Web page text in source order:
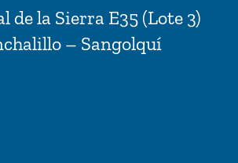
de la Sierra E35 (Lote 3)
– Sangolquí